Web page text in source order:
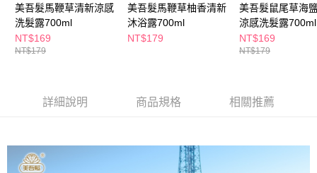
３．未成年的使用者請事先徵得法定代理人或監護人之同意方可使用
「AFTEE先享後付」，若未經同意申辦者引起之損失，本公司不負相關責
任。
４．使用「AFTEE先享後付」時，將依據個別帳號之用戶狀況，依本公司即
恩沛科技股份有限公司將有權停止該用戶之使用額度並採取法律行動。
宅配(本島)
每筆NT$100，滿NT$790(含以上)免運費
美吾髮馬鞭草清新涼感
洗髮露700ml
NT$169
NT$179
美吾髮馬鞭草柚香清新
沐浴露700ml
NT$179
美吾髮鼠尾草海
涼感洗髮露700ml
NT$169
NT$179
詳細說明 商品規格 相關推薦